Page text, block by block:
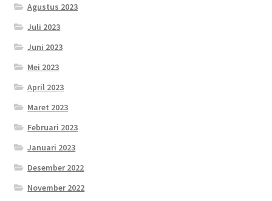
Agustus 2023
Juli 2023
Juni 2023
Mei 2023
April 2023
Maret 2023
Februari 2023
Januari 2023
Desember 2022
November 2022